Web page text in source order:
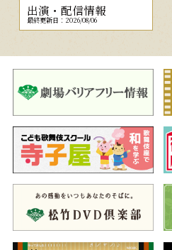
出演・配信情報
最終更新日：2026/08/06